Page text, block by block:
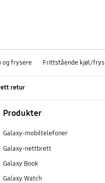
og frysere Frittstående kjøl/frys
retur
Produkter
Galaxy-mobiltelefoner
Galaxy-nettbrett
Galaxy Book
Galaxy Watch